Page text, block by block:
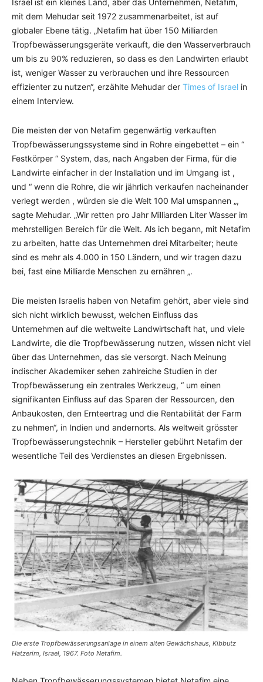
Israel ist ein kleines Land, aber das Unternehmen, Netafim,
mit dem Mehudar seit 1972 zusammenarbeitet, ist auf
globaler Ebene tätig. „Netafim hat über 150 Milliarden
Tropfbewässerungsgeräte verkauft, die den Wasserverbrauch
um bis zu 90% reduzieren, so dass es den Landwirten erlaubt
ist, weniger Wasser zu verbrauchen und ihre Ressourcen
effizienter zu nutzen“, erzählte Mehudar der Times of Israel in
einem Interview.
Die meisten der von Netafim gegenwärtig verkauften
Tropfbewässerungssysteme sind in Rohre eingebettet – ein “
Festkörper “ System, das, nach Angaben der Firma, für die
Landwirte einfacher in der Installation und im Umgang ist ,
und “ wenn die Rohre, die wir jährlich verkaufen nacheinander
verlegt werden , würden sie die Welt 100 Mal umspannen „,
sagte Mehudar. „Wir retten pro Jahr Milliarden Liter Wasser im
mehrstelligen Bereich für die Welt. Als ich begann, mit Netafim
zu arbeiten, hatte das Unternehmen drei Mitarbeiter; heute
sind es mehr als 4.000 in 150 Ländern, und wir tragen dazu
bei, fast eine Milliarde Menschen zu ernähren „.
Die meisten Israelis haben von Netafim gehört, aber viele sind
sich nicht wirklich bewusst, welchen Einfluss das
Unternehmen auf die weltweite Landwirtschaft hat, und viele
Landwirte, die die Tropfbewässerung nutzen, wissen nicht viel
über das Unternehmen, das sie versorgt. Nach Meinung
indischer Akademiker sehen zahlreiche Studien in der
Tropfbewässerung ein zentrales Werkzeug, “ um einen
signifikanten Einfluss auf das Sparen der Ressourcen, den
Anbaukosten, den Ernteertrag und die Rentabilität der Farm
zu nehmen“, in Indien und andernorts. Als weltweit grösster
Tropfbewässerungstechnik – Hersteller gebührt Netafim der
wesentliche Teil des Verdienstes an diesen Ergebnissen.
Die erste Tropfbewässerungsanlage in einem alten Gewächshaus, Kibbutz
Hatzerim, Israel, 1967. Foto Netafim.